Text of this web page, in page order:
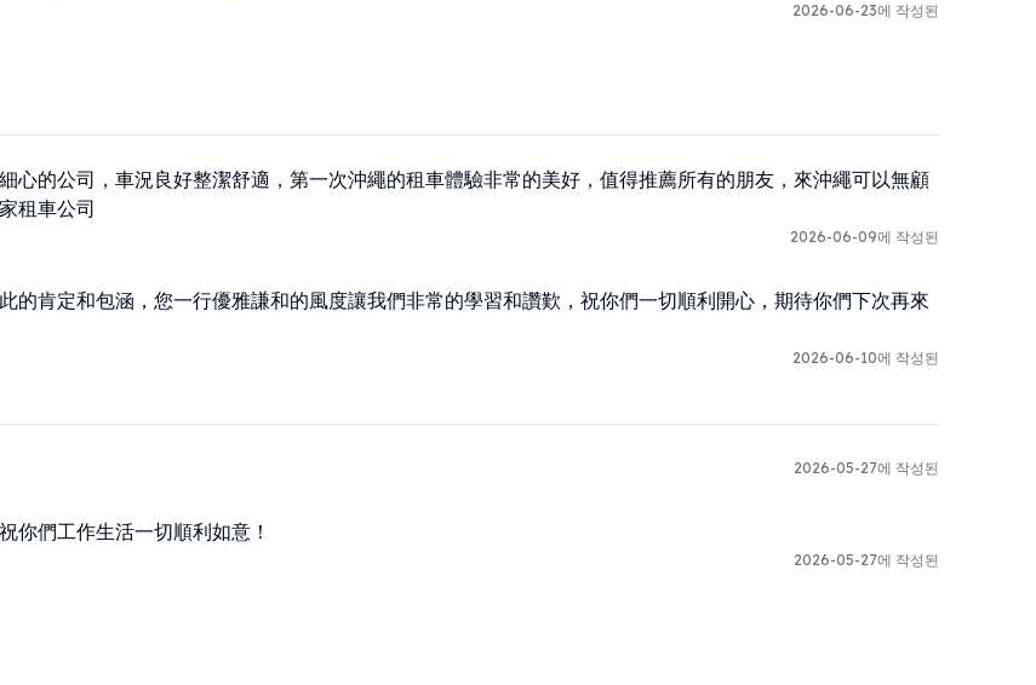
2026-06-23에 작성된
心的公司，車況良好整潔舒適，第一次沖繩的租車體驗非常的美好，值得推薦所有的朋友，來沖繩可以無顧
租車公司
2026-06-09에 작성된
的肯定和包涵，您一行優雅謙和的風度讓我們非常的學習和讚歎，祝你們一切順利開心，期待你們下次再來
2026-06-10에 작성된
2026-05-27에 작성된
你們工作生活一切順利如意！
2026-05-27에 작성된